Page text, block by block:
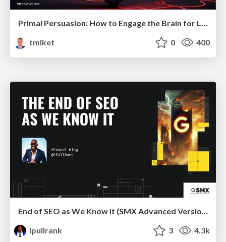
Primal Persuasion: How to Engage the Brain for Learning That Lasts
tmiket
0 400
ipullrank
3 4.3k